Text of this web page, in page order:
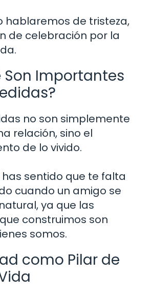
hablaremos de tristeza,
de celebración por la
Son Importantes
no son simplemente
relación, sino el
de lo vivido.
has sentido que te falta
cuando un amigo se
ya que las
construimos son
somos.
como Pilar de